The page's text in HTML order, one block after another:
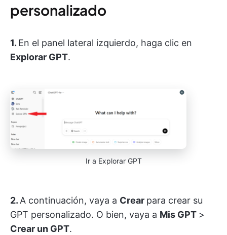
personalizado
1. En el panel lateral izquierdo, haga clic en
Explorar GPT.
Ir a Explorar GPT
2.A continuación, vaya a Crear para crear su
GPT personalizado. O bien, vaya a Mis GPT >
Crear un GPT.